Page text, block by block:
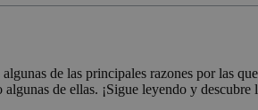
de las principales razones por las
algunas de ellas. ¡Sigue leyendo y descubre